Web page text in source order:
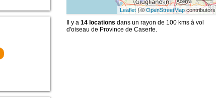
Leaflet | ©OpenStreetMapcontributors
Il y a 14 locations dans un rayon de 100 kms à vol
d'oiseau de Province de Caserte.